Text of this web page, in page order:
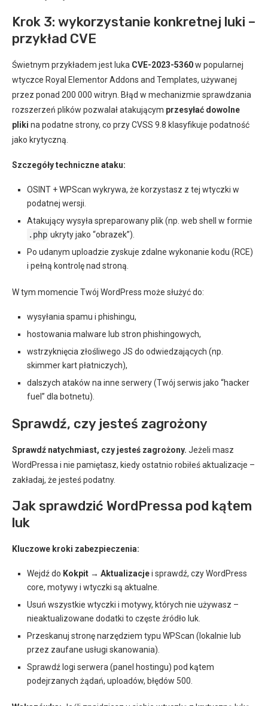
Krok 3: wykorzystanie konkretnej luki –
przykład CVE
Świetnym przykładem jest luka CVE-2023-5360w popularnej
wtyczce Royal Elementor Addons and Templates, używanej
przez ponad 200 000 witryn. Błąd w mechanizmie sprawdzania
rozszerzeń plików pozwalał atakującym przesyłać dowolne
pliki na podatne strony, co przy CVSS 9.8 klasyfikuje podatność
jako krytyczną.
Szczegóły techniczne ataku:
OSINT + WPScan wykrywa, że korzystasz z tej wtyczki w
podatnej wersji.
Atakujący wysyła spreparowany plik (np. web shell w formie
.php ukryty jako “obrazek”).
Po udanym uploadzie zyskuje zdalne wykonanie kodu (RCE)
i pełną kontrolę nad stroną.
W tym momencie Twój WordPress może służyć do:
wysyłania spamu i phishingu,
hostowania malware lub stron phishingowych,
wstrzyknięcia złośliwego JS do odwiedzających (np.
skimmer kart płatniczych),
dalszych ataków na inne serwery (Twój serwis jako “hacker
fuel” dla botnetu).
Sprawdź, czy jesteś zagrożony
Sprawdź natychmiast, czy jesteś zagrożony. Jeżeli masz
WordPressa i nie pamiętasz, kiedy ostatnio robiłeś aktualizacje –
zakładaj, że jesteś podatny.
Jak sprawdzić WordPressa pod kątem
luk
Kluczowe kroki zabezpieczenia:
Wejdź do Kokpit → Aktualizacjei sprawdź, czy WordPress
core, motywy i wtyczki są aktualne.
Usuń wszystkie wtyczki i motywy, których nie używasz –
nieaktualizowane dodatki to częste źródło luk.
Przeskanuj stronę narzędziem typu WPScan (lokalnie lub
przez zaufane usługi skanowania).
Sprawdź logi serwera (panel hostingu) pod kątem
podejrzanych żądań, uploadów, błędów 500.